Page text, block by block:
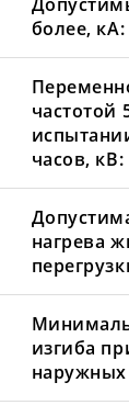
более, кА:
частотой
часов, кВ:
нагрева
изгиба